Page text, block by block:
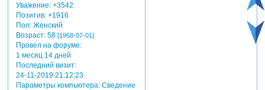
Уважение: +3542
Позитив: +1916
Пол:Женский
Возраст:58 [1968-07-01]
Провел на форуме:
1 месяц 14 дней
Последний визит:
24-11-2019 21:12:23
Параметры компьютера:Сведение